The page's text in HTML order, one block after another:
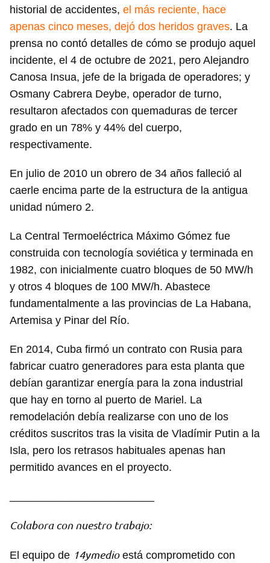
historial de accidentes, el más reciente, hace
apenas cinco meses, dejó dos heridos graves. La
prensa no contó detalles de cómo se produjo aquel
incidente, el 4 de octubre de 2021, pero Alejandro
Canosa Insua, jefe de la brigada de operadores; y
Osmany Cabrera Deybe, operador de turno,
resultaron afectados con quemaduras de tercer
grado en un 78% y 44% del cuerpo,
respectivamente.
En julio de 2010 un obrero de 34 años falleció al
caerle encima parte de la estructura de la antigua
unidad número 2.
La Central Termoeléctrica Máximo Gómez fue
construida con tecnología soviética y terminada en
1982, con inicialmente cuatro bloques de 50 MW/h
y otros 4 bloques de 100 MW/h. Abastece
fundamentalmente a las provincias de La Habana,
Artemisa y Pinar del Río.
En 2014, Cuba firmó un contrato con Rusia para
fabricar cuatro generadores para esta planta que
debían garantizar energía para la zona industrial
que hay en torno al puerto de Mariel. La
remodelación debía realizarse con uno de los
créditos suscritos tras la visita de Vladímir Putin a la
Isla, pero los retrasos habituales apenas han
permitido avances en el proyecto.
Colabora con nuestro trabajo:
El equipo de 14ymedioestá comprometido con